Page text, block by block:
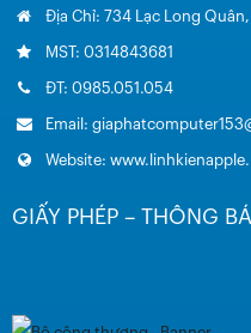
Địa Chỉ: 734 Lạc Long
MST: 0314843681
ĐT: 0985.051.054
Email:
Website:
GIẤY PHÉP – THÔNG